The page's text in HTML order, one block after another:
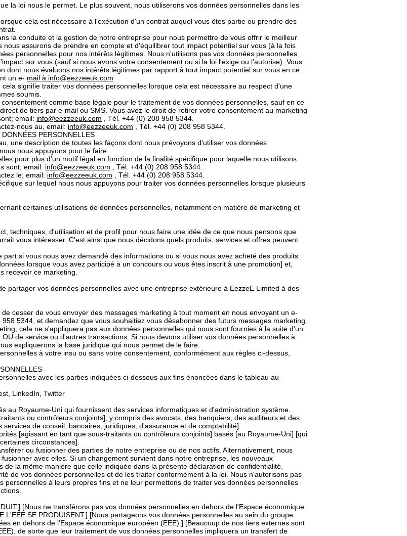
la loi nous le permet. Le plus souvent, nous utiliserons vos données personnelles dans les
cela est nécessaire à l'exécution d'un contrat auquel vous êtes partie ou prendre des
la conduite et la gestion de notre entreprise pour nous permettre de vous offrir le meilleur
assurons de prendre en compte et d'équilibrer tout impact potentiel sur vous (à la fois
personnelles pour nos intérêts légitimes. Nous n'utilisons pas vos données personnelles
sur vous (sauf si nous avons votre consentement ou si la loi l'exige ou l'autorise). Vous
dont nous évaluons nos intérêts légitimes par rapport à tout impact potentiel sur vous en ce
un e- mail à info@eezzeeuk.com
signifie traiter vos données personnelles lorsque cela est nécessaire au respect d'une
soumis.
comme base légale pour le traitement de vos données personnelles, sauf en ce
de tiers par e-mail ou SMS. Vous avez le droit de retirer votre consentement au marketing
email: info@eezzeeuk.com , Tél. +44 (0) 208 958 5344.
nous au, email: info@eezzeeuk.com , Tél. +44 (0) 208 958 5344.
PERSONNELLES
une description de toutes les façons dont nous prévoyons d'utiliser vos données
nous appuyons pour le faire.
pour plus d'un motif légal en fonction de la finalité spécifique pour laquelle nous utilisons
sont; email: info@eezzeeuk.com , Tél. +44 (0) 208 958 5344.
le; email: info@eezzeeuk.com , Tél. +44 (0) 208 958 5344.
sur lequel nous nous appuyons pour traiter vos données personnelles lorsque plusieurs
certaines utilisations de données personnelles, notamment en matière de marketing et
techniques, d'utilisation et de profil pour nous faire une idée de ce que nous pensons que
vous intéresser. C'est ainsi que nous décidons quels produits, services et offres peuvent
si vous nous avez demandé des informations ou si vous nous avez acheté des produits
lorsque vous avez participé à un concours ou vous êtes inscrit à une promotion] et,
recevoir ce marketing.
partager vos données personnelles avec une entreprise extérieure à EezzeE Limited à des
cesser de vous envoyer des messages marketing à tout moment en nous envoyant un e-
958 5344, et demandez que vous souhaitiez vous désabonner des futurs messages marketing.
cela ne s'appliquera pas aux données personnelles qui nous sont fournies à la suite d'un
de service ou d'autres transactions. Si nous devons utiliser vos données personnelles à
expliquerons la base juridique qui nous permet de le faire.
à votre insu ou sans votre consentement, conformément aux règles ci-dessus,
avec les parties indiquées ci-dessous aux fins énoncées dans le tableau au
LinkedIn, Twitter
au Royaume-Uni qui fournissent des services informatiques et d'administration système.
ou contrôleurs conjoints], y compris des avocats, des banquiers, des auditeurs et des
de conseil, bancaires, juridiques, d'assurance et de comptabilité].
[agissant en tant que sous-traitants ou contrôleurs conjoints] basés [au Royaume-Uni] [qui
circonstances].
ou fusionner des parties de notre entreprise ou de nos actifs. Alternativement, nous
avec elles. Si un changement survient dans notre entreprise, les nouveaux
la même manière que celle indiquée dans la présente déclaration de confidentialité.
de vos données personnelles et de les traiter conformément à la loi. Nous n'autorisons pas
personnelles à leurs propres fins et ne leur permettons de traiter vos données personnelles
[Nous ne transférons pas vos données personnelles en dehors de l'Espace économique
L'EEE SE PRODUISENT:] [Nous partageons vos données personnelles au sein du groupe
en dehors de l'Espace économique européen (EEE).] [Beaucoup de nos tiers externes sont
de sorte que leur traitement de vos données personnelles impliquera un transfert de